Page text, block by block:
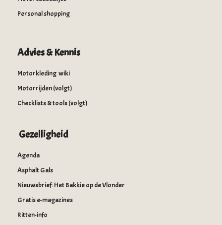
Personal shopping
Advies & Kennis
Motorkleding wiki
Motorrijden (volgt)
Checklists & tools (volgt)
Gezelligheid
Agenda
Asphalt Gals
Nieuwsbrief: Het Bakkie op de Vlonder
Gratis e-magazines
Ritten-info